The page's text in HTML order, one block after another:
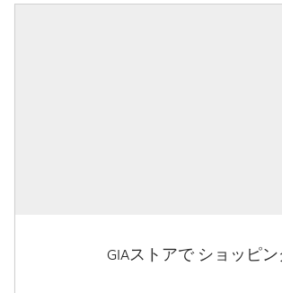
GIAストアで ショッピ